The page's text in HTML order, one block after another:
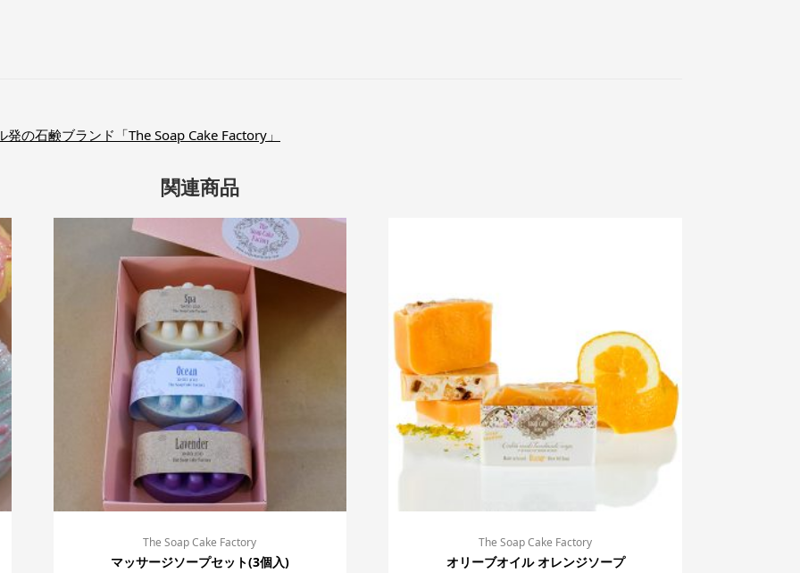
の石鹸ブランド「The Soap Cake Factory」
関連商品
The Soap Cake Factory
マッサージソープセット(3個入)
The Soap Cake Factory
オリーブオイル オレンジソープ